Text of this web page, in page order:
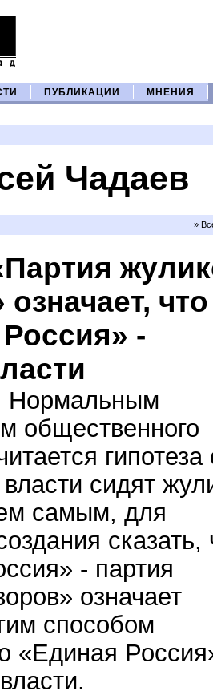
ПУБЛИКАЦИИ МНЕНИЯ
Чадаев
»
что
-
Нормальным
общественного
гипотеза
сидят
самым, для
сказать,
- партия
означает
способом
«Единая